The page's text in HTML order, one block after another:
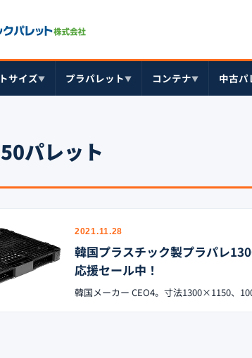
サイズ▼ プラパレット▼ コンテナ▼ 中古パ
パレット
2021.11.28
韓国プラスチック製プラパレ
応援セール中！
韓国メーカー CEO4。寸法1300×1150、